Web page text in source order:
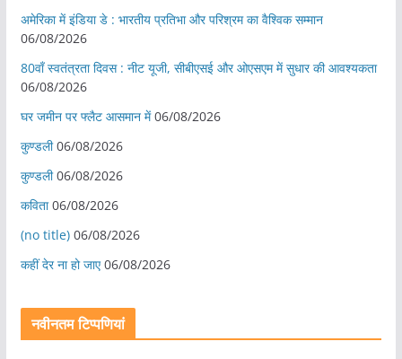
अमेरिका में इंडिया डे : भारतीय प्रतिभा और परिश्रम का वैश्विक सम्मान
06/08/2026
80वाँ स्वतंत्रता दिवस : नीट यूजी, सीबीएसई और ओएसएम में सुधार की आवश्यकता
06/08/2026
घर जमीन पर फ्लैट आसमान में 06/08/2026
कुण्डली 06/08/2026
कुण्डली 06/08/2026
कविता 06/08/2026
(no title) 06/08/2026
कहीं देर ना हो जाए 06/08/2026
नवीनतम टिप्पणियां